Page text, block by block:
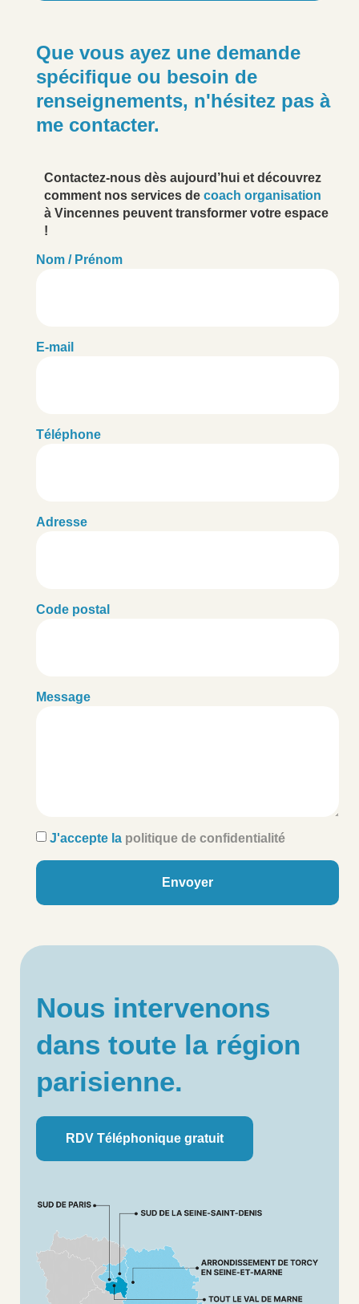
Que vous ayez une demande
spécifique ou besoin de
renseignements, n'hésitez pas à
me contacter.
Contactez-nous dès aujourd’hui et découvrez
comment nos services de coach organisation
à Vincennes peuvent transformer votre espace
!
Nom / Prénom
E-mail
Téléphone
Adresse
Code postal
Message
J'accepte la politique de confidentialité
Envoyer
Nous intervenons
dans toute la région
parisienne.
RDV Téléphonique gratuit